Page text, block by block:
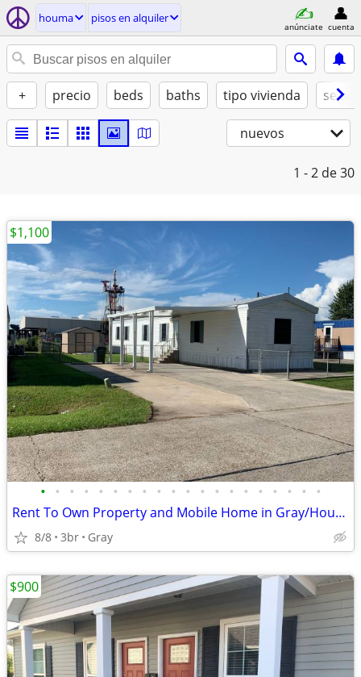
houma pisos en alquiler
anúnciate cuenta
+ precio beds baths tipo vivienda se
nuevos
1 - 2 de 30
• • • • • • • • • • • • • • • • • • • •
Rent To Own Property and Mobile Home in Gray/Houma
8/8 3br Gray
$1,100
$900